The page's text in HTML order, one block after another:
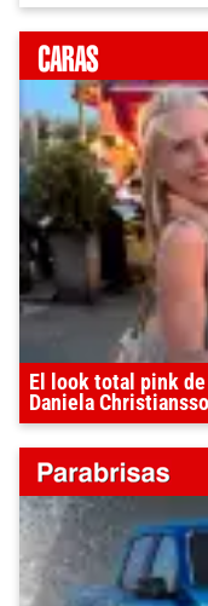
El look total pink
Daniela